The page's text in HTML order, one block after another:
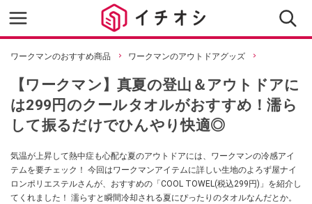
ワークマンのおすすめ商品 ワークマンのアウトドアグッズ
【ワークマン】真夏の登山＆アウトドアに
は299円のクールタオルがおすすめ！濡ら
して振るだけでひんやり快適◎
気温が上昇して熱中症も心配な夏のアウトドアには、ワークマンの冷感アイ
テムを要チェック！ 今回はワークマンアイテムに詳しい生地のよろず屋ナイ
ロンポリエステルさんが、おすすめの「COOL TOWEL(税込299円)」を紹介し
てくれました！ 濡らすと瞬間冷却される夏にぴったりのタオルなんだとか。